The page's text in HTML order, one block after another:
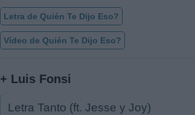
Letra de Quién Te Dijo Eso?
Vídeo de Quién Te Dijo Eso?
+ Luis Fonsi
Letra Tanto (ft. Jesse y Joy)